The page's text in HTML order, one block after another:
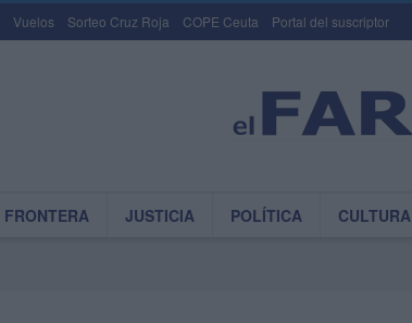
Vuelos Sorteo Cruz Roja COPE Ceuta Portal del suscriptor
FRONTERA JUSTICIA POLÍTICA CULTURA